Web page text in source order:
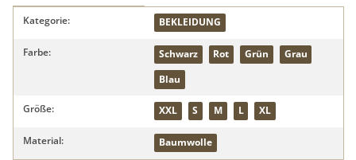
Produkteigenschaft
Wert
Kategorie: BEKLEIDUNG
Farbe: Schwarz Rot Grün
Grau
Blau
Größe: XXL S M L XL
Material: Baumwolle